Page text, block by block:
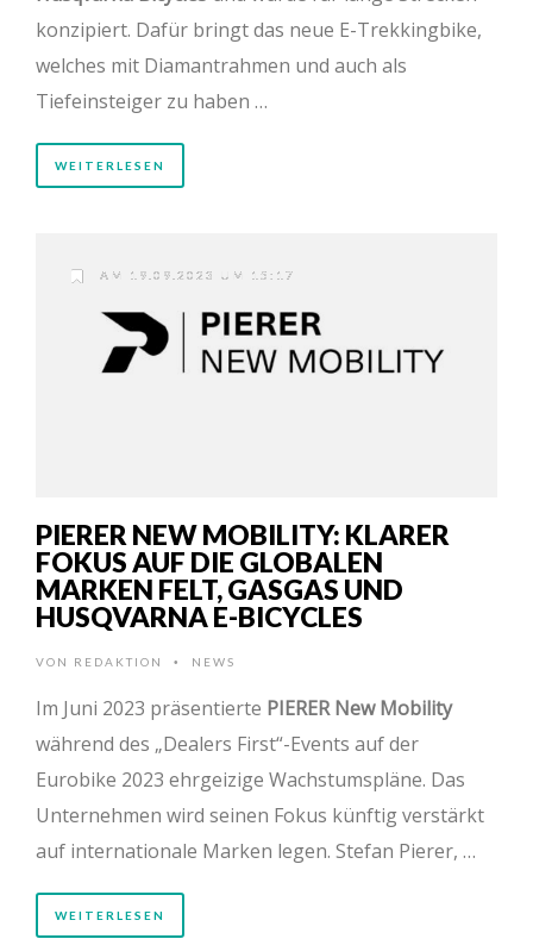
konzipiert. Dafür bringt das neue E-Trekkingbike,
welches mit Diamantrahmen und auch als
Tiefeinsteiger zu haben …
WEITERLESEN
AM 19.09.2023 UM 15:17
PIERER NEW MOBILITY: KLARER
FOKUS AUF DIE GLOBALEN
MARKEN FELT, GASGAS UND
HUSQVARNA E-BICYCLES
VON REDAKTION • NEWS
Im Juni 2023 präsentierte PIERER New Mobility
während des „Dealers First“-Events auf der
Eurobike 2023 ehrgeizige Wachstumspläne. Das
Unternehmen wird seinen Fokus künftig verstärkt
auf internationale Marken legen. Stefan Pierer, …
WEITERLESEN